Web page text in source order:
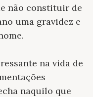
não constituir de
uma gravidez e
na vida de
naquilo que